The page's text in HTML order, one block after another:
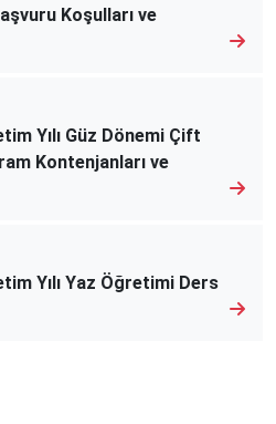
Koşulları ve
Yılı Güz Dönemi Çift
Kontenjanları ve
Yılı Yaz Öğretimi Ders